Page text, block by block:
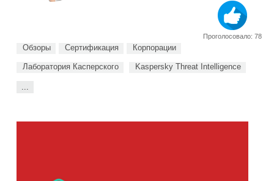
Проголосовало: 78
Обзоры Сертификация Корпорации
Лаборатория Касперского Kaspersky Threat Intelligence
...